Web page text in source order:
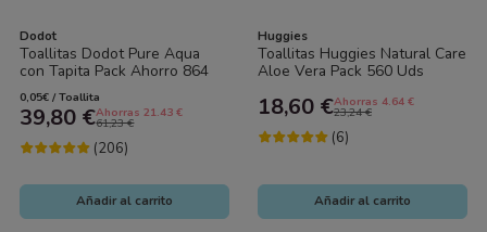
Dodot
Toallitas Dodot Pure Aqua
con Tapita Pack Ahorro 864
Uds (18x48) – Nuevo Formato
Más...
0,05€ / Toallita
39,80 €Ahorras 21.43 €
61,23 €
(206)
Añadir al carrito
Huggies
Toallitas Huggies Natural Care
Aloe Vera Pack 560 Uds
18,60 €Ahorras 4.64 €
23,24 €
(6)
Añadir al carrito